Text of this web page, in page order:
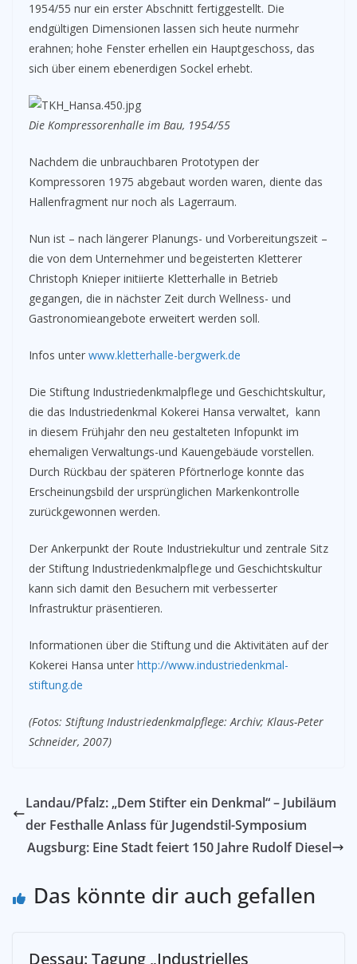
1954/55 nur ein erster Abschnitt fertiggestellt. Die
endgültigen Dimensionen lassen sich heute nurmehr
erahnen; hohe Fenster erhellen ein Hauptgeschoss, das
sich über einem ebenerdigen Sockel erhebt.
Die Kompressorenhalle im Bau, 1954/55
Nachdem die unbrauchbaren Prototypen der
Kompressoren 1975 abgebaut worden waren, diente das
Hallenfragment nur noch als Lagerraum.
Nun ist – nach längerer Planungs- und Vorbereitungszeit –
die von dem Unternehmer und begeisterten Kletterer
Christoph Knieper initiierte Kletterhalle in Betrieb
gegangen, die in nächster Zeit durch Wellness- und
Gastronomieangebote erweitert werden soll.
Infos unter www.kletterhalle-bergwerk.de
Die Stiftung Industriedenkmalpflege und Geschichtskultur,
die das Industriedenkmal Kokerei Hansa verwaltet, kann
in diesem Frühjahr den neu gestalteten Infopunkt im
ehemaligen Verwaltungs-und Kauengebäude vorstellen.
Durch Rückbau der späteren Pförtnerloge konnte das
Erscheinungsbild der ursprünglichen Markenkontrolle
zurückgewonnen werden.
Der Ankerpunkt der Route Industriekultur und zentrale Sitz
der Stiftung Industriedenkmalpflege und Geschichtskultur
kann sich damit den Besuchern mit verbesserter
Infrastruktur präsentieren.
Informationen über die Stiftung und die Aktivitäten auf der
Kokerei Hansa unter http://www.industriedenkmal-
stiftung.de
(Fotos: Stiftung Industriedenkmalpflege: Archiv; Klaus-Peter
Schneider, 2007)
Landau/Pfalz: „Dem Stifter ein Denkmal“ – Jubiläum
der Festhalle Anlass für Jugendstil-Symposium
Augsburg: Eine Stadt feiert 150 Jahre Rudolf Diesel
Das könnte dir auch gefallen
Dessau: Tagung „Industrielles